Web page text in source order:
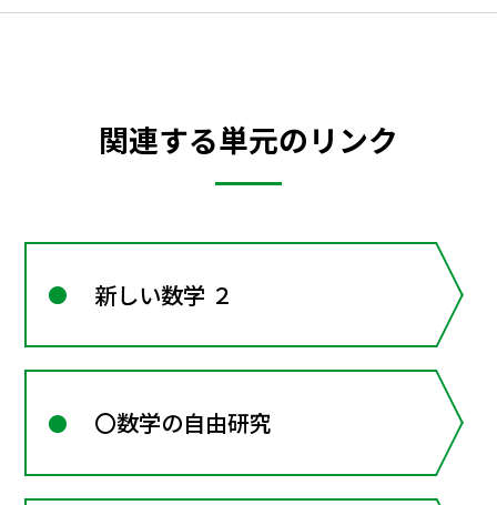
関連する単元のリンク
新しい数学 ２
〇数学の自由研究